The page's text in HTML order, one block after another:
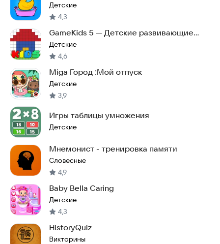
Детские
4,3
GameKids 5 — Детские развивающие
игры 5
Детские
4,6
Miga Город :Мой отпуск
Детские
3,9
Игры таблицы умножения
Детские
Мнемонист - тренировка памяти
Словесные
4,9
Baby Bella Caring
Детские
4,3
HistoryQuiz
Викторины